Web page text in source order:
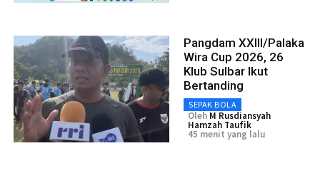
Pangdam XXIII/Palaka
Wira Cup 2026, 26
Klub Sulbar Ikut
Bertanding
SEPAK BOLA
Oleh M Rusdiansyah
Hamzah Taufik
45 menit yang lalu